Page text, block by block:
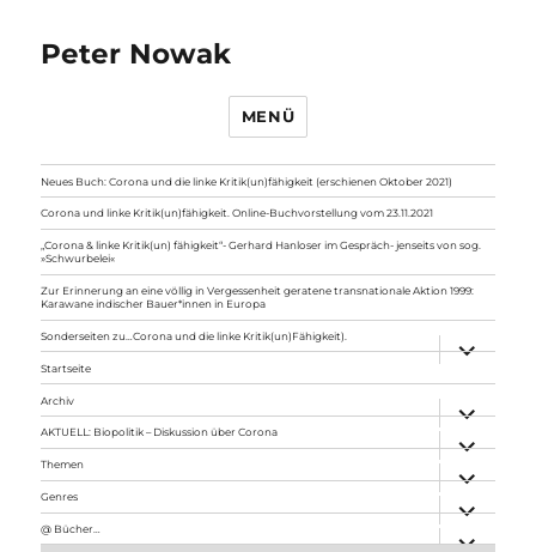
Peter Nowak
MENÜ
Neues Buch: Corona und die linke Kritik(un)fähigkeit (erschienen Oktober 2021)
Corona und linke Kritik(un)fähigkeit. Online-Buchvorstellung vom 23.11.2021
„Corona & linke Kritik(un) fähigkeit“- Gerhard Hanloser im Gespräch- jenseits von sog.
»Schwurbelei«
Zur Erinnerung an eine völlig in Vergessenheit geratene transnationale Aktion 1999:
Karawane indischer Bauer*innen in Europa
Sonderseiten zu…Corona und die linke Kritik(un)Fähigkeit).
anzeigen
Startseite
Archiv
anzeigen
AKTUELL: Biopolitik – Diskussion über Corona
anzeigen
Themen
anzeigen
Genres
anzeigen
@ Bücher…